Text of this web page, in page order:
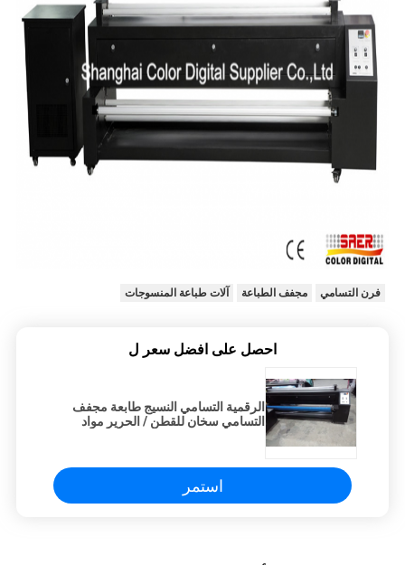
فرن التسامي مجفف الطباعة آلات طباعة المنسوجات
احصل على افضل سعر ل
الرقمية التسامي النسيج طابعة مجفف
التسامي سخان للقطن / الحرير مواد
استمر